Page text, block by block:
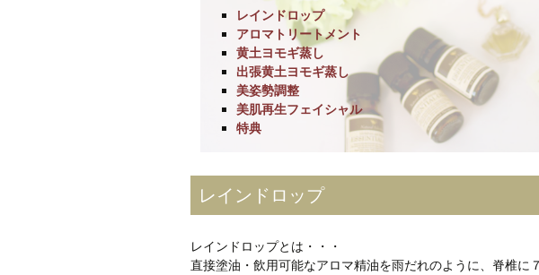
レインドロップ
アロマトリートメント
黄土ヨモギ蒸し
出張黄土ヨモギ蒸し
美姿勢調整
美肌再生フェイシャル
特典
レインドロップ
レインドロップとは・・・
直接塗油・飲用可能なアロマ精油を雨だれのように、脊椎に